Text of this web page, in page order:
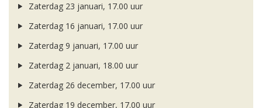
Zaterdag 23 januari, 17.00 uur
Zaterdag 16 januari, 17.00 uur
Zaterdag 9 januari, 17.00 uur
Zaterdag 2 januari, 18.00 uur
Zaterdag 26 december, 17.00 uur
Zaterdag 19 december, 17.00 uur